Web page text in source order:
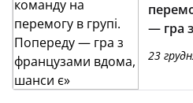
— гра
шанси
23